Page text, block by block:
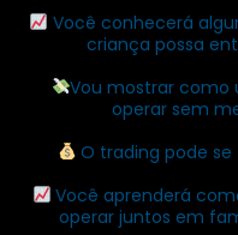
Você conhecerá
criança possa
Vou mostrar como
operar sem
O trading pode
Você aprenderá
operar juntos em